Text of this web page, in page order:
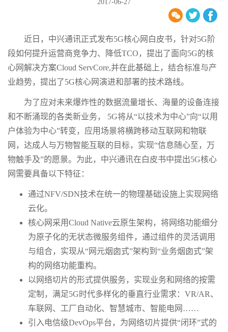
2017-06-27
近日，中兴通讯正式发布5G核心网白皮书，针对5G阶
段如何提升运营商竞争力、降低TCO，提出了面向5G的核
心网解决方案Cloud ServCore,并在此基础上，结合标准与产
业趋势，提出了5G核心网演进和部署的技术路线。
为了应对未来爆炸性的数据流量增长、海量的设备连接
和不断涌现的各类新业务， 5G将从“以技术为中心”向“以用
户体验为中心”转变，应用场景将横跨移动互联网和物联
网，达成人与万物智能互联的目标，实现“信息随心至，万
物触手及”的愿景。为此，中兴通讯在白皮书中提出5G核心
网需要具备以下特征：
通过NFV/SDN技术在统一的物理基础设施上实现网络
云化。
核心网采用Cloud Native云原生架构，将网络功能细分
为原子化的无状态微服务组件，通过组件的灵活调用
与组合，实现从“网元烟囱式”架构到“业务烟囱式”架
构的网络功能重构。
以网络切片的形式提供服务，实现业务和网络的按需
定制，满足5G时代多样化的垂直行业需求：VR/AR、
车联网、工厂自动化、智慧城市、智能电网……
引入电信级DevOps平台，为网络切片提供“闭环”式的